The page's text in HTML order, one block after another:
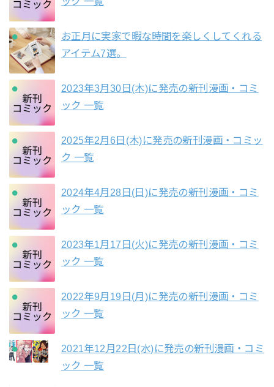
お正月に実家で暇な時間を楽しくしてくれる
アイテム7選。
2023年3月30日(木)に発売の新刊漫画・コミ
ック 一覧
2025年2月6日(木)に発売の新刊漫画・コミッ
ク 一覧
2024年4月28日(日)に発売の新刊漫画・コミ
ック 一覧
2023年1月17日(火)に発売の新刊漫画・コミ
ック 一覧
2022年9月19日(月)に発売の新刊漫画・コミ
ック 一覧
2021年12月22日(水)に発売の新刊漫画・コミ
ック 一覧